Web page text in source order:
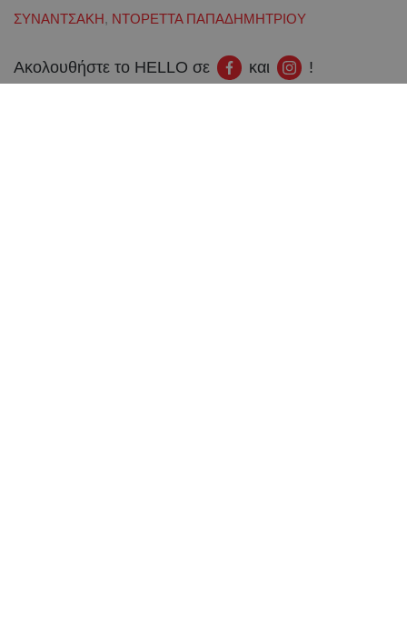
ΣΥΝΑΝΤΣΑΚΗ, ΝΤΟΡΕΤΤΑ ΠΑΠΑΔΗΜΗΤΡΙΟΥ
Ακολουθήστε το HELLO σε και !